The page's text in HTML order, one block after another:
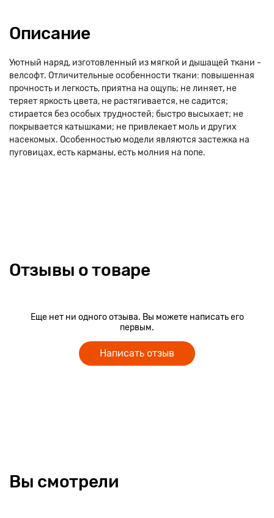
Описание
Уютный наряд, изготовленный из мягкой и дышащей ткани -
велсофт. Отличительные особенности ткани: повышенная
прочность и легкость, приятна на ощупь; не линяет, не
теряет яркость цвета, не растягивается, не садится;
стирается без особых трудностей; быстро высыхает; не
покрывается катышками; не привлекает моль и других
насекомых. Особенностью модели являются застежка на
пуговицах, есть карманы, есть молния на попе.
Отзывы о товаре
Еще нет ни одного отзыва. Вы можете написать его
первым.
Написать отзыв
Вы смотрели